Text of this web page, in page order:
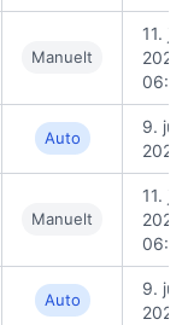
Manuelt
11.
2026,
Auto
9. juni
Manuelt
11.
2026,
Auto
9. juni